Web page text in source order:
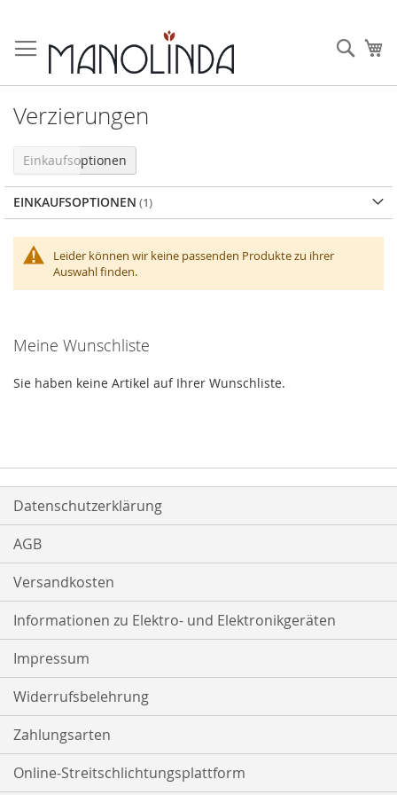
Inhalt
springen
Verzierungen
Leider können wir keine passenden Produkte zu ihrer
Auswahl finden.
Einkaufsoptionen
EINKAUFSOPTIONEN
Meine Wunschliste
Sie haben keine Artikel auf Ihrer Wunschliste.
Datenschutzerklärung
AGB
Versandkosten
Informationen zu Elektro- und Elektronikgeräten
Impressum
Widerrufsbelehrung
Zahlungsarten
Online-Streitschlichtungsplattform